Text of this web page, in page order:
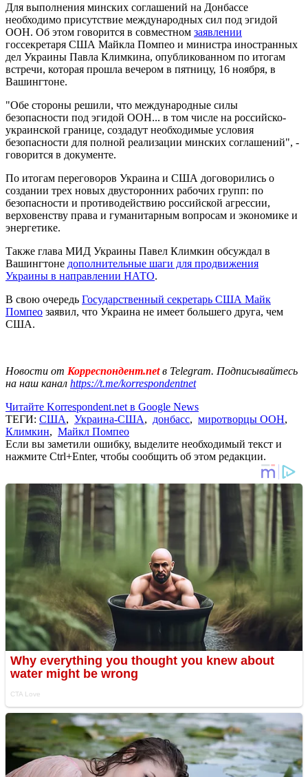
Для выполнения минских соглашений на Донбассе
необходимо присутствие международных сил под эгидой
ООН. Об этом говорится в совместном заявлении
госсекретаря США Майкла Помпео и министра иностранных
дел Украины Павла Климкина, опубликованном по итогам
встречи, которая прошла вечером в пятницу, 16 ноября, в
Вашингтоне.
"Обе стороны решили, что международные силы
безопасности под эгидой ООН... в том числе на российско-
украинской границе, создадут необходимые условия
безопасности для полной реализации минских соглашений", -
говорится в документе.
По итогам переговоров Украина и США договорились о
создании трех новых двусторонних рабочих групп: по
безопасности и противодействию российской агрессии,
верховенству права и гуманитарным вопросам и экономике и
энергетике.
Также глава МИД Украины Павел Климкин обсуждал в
Вашингтоне дополнительные шаги для продвижения
Украины в направлении НАТО.
В свою очередь Государственный секретарь США Майк
Помпео заявил, что Украина не имеет большего друга, чем
США.
Новости от Корреспондент.netв Telegram. Подписывайтесь
на наш канал https://t.me/korrespondentnet
Читайте Korrespondent.net в Google News
ТЕГИ: США, Украина-США, донбасс, миротворцы ООН,
Климкин, Майкл Помпео
Если вы заметили ошибку, выделите необходимый текст и
нажмите Ctrl+Enter, чтобы сообщить об этом редакции.